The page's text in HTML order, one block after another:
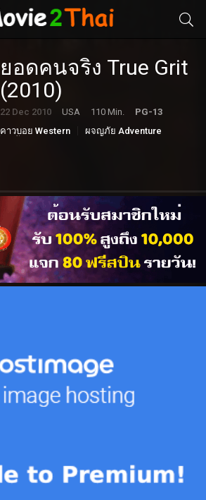
ยอดคนจริง True Grit
(2010)
22 Dec 2010 USA 110 Min.
PG-13
คาวบอย Western
ผจญภัย Adventure